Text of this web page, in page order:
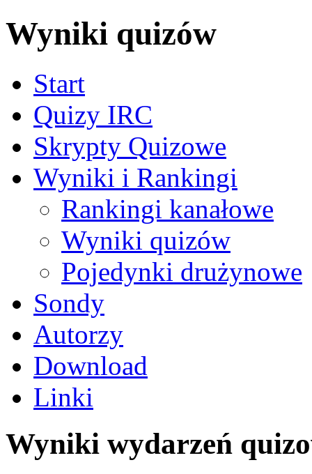
Wyniki quizów
Start
Quizy IRC
Skrypty Quizowe
Wyniki i Rankingi
Rankingi kanałowe
Wyniki quizów
Pojedynki drużynowe
Sondy
Autorzy
Download
Linki
Wyniki wydarzeń